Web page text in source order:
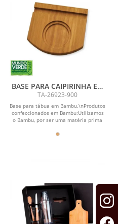
BASE PARA CAIPIRINHA EM
BAMBU
TA-26923-900
Base para tábua em Bambu.\nProdutos
confeccionados em Bambu:Utilizamos
o Bambu, por ser uma matéria prima